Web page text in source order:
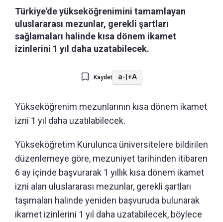
Türkiye'de yükseköğrenimini tamamlayan
uluslararası mezunlar, gerekli şartları
sağlamaları halinde kısa dönem ikamet
izinlerini 1 yıl daha uzatabilecek.
Kaydet a- +A
Yükseköğrenim mezunlarının kısa dönem ikamet
izni 1 yıl daha uzatılabilecek.
Yükseköğretim Kurulunca üniversitelere bildirilen
düzenlemeye göre, mezuniyet tarihinden itibaren
6 ay içinde başvurarak 1 yıllık kısa dönem ikamet
izni alan uluslararası mezunlar, gerekli şartları
taşımaları halinde yeniden başvuruda bulunarak
ikamet izinlerini 1 yıl daha uzatabilecek, böylece